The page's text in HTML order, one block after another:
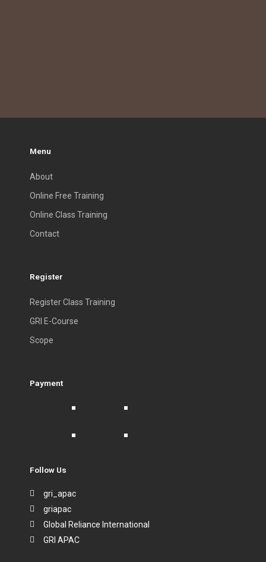
Menu
About
Online Free Training
Online Class Training
Contact
Register
Register Class Training
GRI E-Course
Scope
Payment
Follow Us
gri_apac
griapac
Global Reliance International
GRI APAC